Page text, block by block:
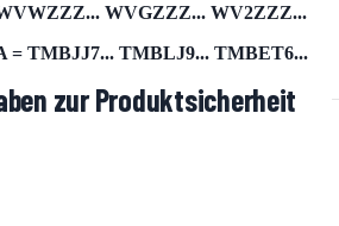
WVGZZZ... WV2ZZZ...
= TMBJJ7... TMBLJ9... TMBET6...
zur Produktsicherheit